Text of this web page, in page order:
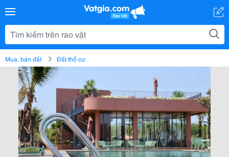
Mua, bán đất Đất thổ cư